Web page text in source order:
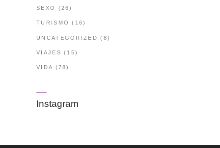
SEXO (26)
TURISMO (16)
UNCATEGORIZED (8)
VIAJES (15)
VIDA (78)
Instagram